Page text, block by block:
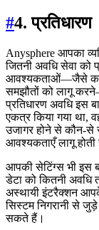
#4. प्रतिधारण
Anysphere आपका
जितनी अवधि सेवा को
आवश्यकताओं—जैसे
समझौतों को लागू
प्रतिधारण अवधि इस
एकत्र किया गया था,
उजागर होने से कौन-से
आवश्यकताएँ लागू होती
आपकी सेटिंग्स भी इस
डेटा को कितनी
अस्थायी इंटरैक्शन
सिस्टम निगरानी से
सकते हैं।